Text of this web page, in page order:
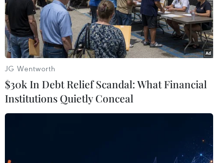
#Giá xăng #Xăng E5 RON92
#Xăng RON95
#Quỹ bình ổn
TP. Hà Nội Tp. Hồ Chí Minh
Theo dõi VietnamPlus
JG Wentworth
$30k In Debt Relief Scandal: What Financial
Institutions Quietly Conceal